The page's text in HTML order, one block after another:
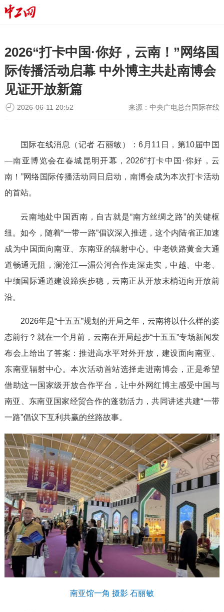
2026“打卡中国·你好，云南！”网络国
际传播活动启幕 中外博主共赴南博会
见证开放新篇
来源：中央广电总台国际在线
2026-06-11 20:52
国际在线消息（记者 石丽敏）：6月11日，第10届中国
—南亚博览会在春城昆明开幕，2026“打卡中国·你好，云
南！”网络国际传播活动同日启动，南博会成为本次打卡活动
的首站。
云南地处中国西南，自古就是“南方丝绸之路”的关键枢
纽。如今，随着“一带一路”倡议深入推进，这个内陆省正加速
成为中国面向南亚、东南亚的辐射中心。中老铁路黄金大通
道畅通无阻，澜沧江—湄公河合作走深走实，中越、中老、
中缅国际通道建设蹄疾步稳，云南正从开放末梢迈向开放前
沿。
2026年是“十五五”规划的开局之年，云南将以什么样的姿
态前行？就在一个月前，云南在开局起步“十五五”专场新闻发
布会上给出了答案：推进高水平对外开放，建设面向南亚、
东南亚辐射中心。本次活动首站选择走进南博会，正是希望
借助这一国家级开放合作平台，让中外网红博主感受中国与
南亚、东南亚国家经贸合作的蓬勃活力，共同讲述共建“一带
一路”倡议下互利共赢的丝路故事。
南亚馆一角 摄影 石丽敏